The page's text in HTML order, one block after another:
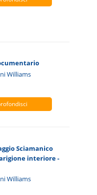
Williams
Sciamanico
interiore -
Williams